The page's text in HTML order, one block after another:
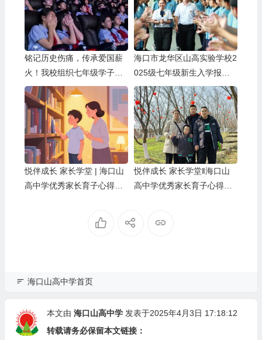
铭记历史伤痛，传承爱国薪
火！我校组织七年级学子观
看爱国主义电影《731》
海口市龙华区山高实验学校2
025级七年级新生入学报到
指南
悦伴成长 家长学堂 | 海口山
高中学优秀家长育子心得分
悦伴成长 家长学堂‖海口山
高中学优秀家长育子心得分
海口山高中学首页
本文由 海口山高中学 发表于2025年4月3日 17:18:12
转载请务必保留本文链接：